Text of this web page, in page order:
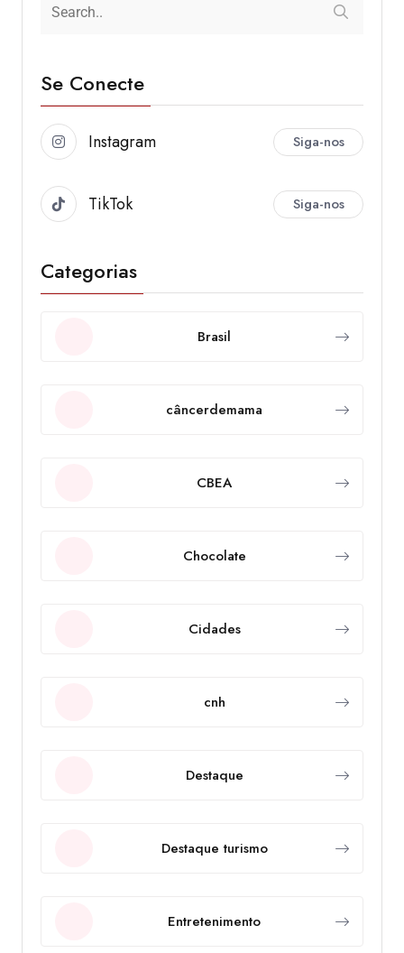
Se Conecte
Instagram Siga-nos
TikTok Siga-nos
Categorias
Brasil
câncerdemama
CBEA
Chocolate
Cidades
cnh
Destaque
Destaque turismo
Entretenimento